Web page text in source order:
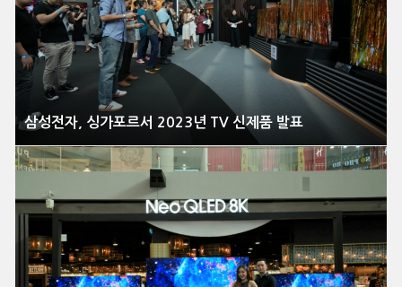
삼성전자, 싱가포르서 2023년 TV 신제품 발표